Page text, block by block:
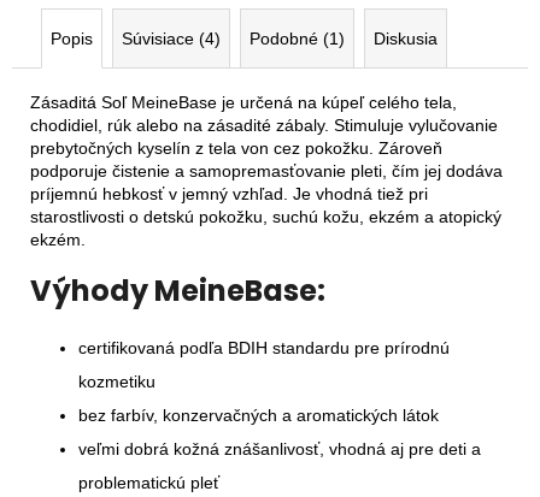
Popis Súvisiace (4) Podobné (1) Diskusia
Zásaditá Soľ MeineBase je určená na kúpeľ celého tela,
chodidiel, rúk alebo na zásadité zábaly. Stimuluje vylučovanie
prebytočných kyselín z tela von cez pokožku. Zároveň
podporuje čistenie a samopremasťovanie pleti, čím jej dodáva
príjemnú hebkosť v jemný vzhľad. Je vhodná tiež pri
starostlivosti o detskú pokožku, suchú kožu, ekzém a atopický
ekzém.
Výhody MeineBase:
certifikovaná podľa BDIH standardu pre prírodnú
kozmetiku
bez farbív, konzervačných a aromatických látok
veľmi dobrá kožná znášanlivosť, vhodná aj pre deti a
problematickú pleť